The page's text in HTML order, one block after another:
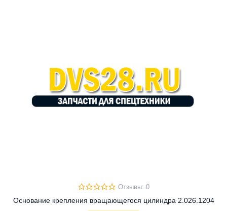
Отзывы: 0
Основание крепления вращающегося цилиндра 2.026.1204